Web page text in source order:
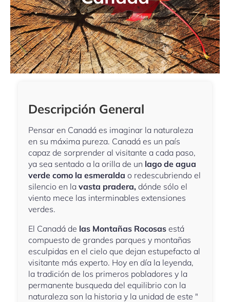
Descripción General
Pensar en Canadá es imaginar la naturaleza
en su máxima pureza. Canadá es un país
capaz de sorprender al visitante a cada paso,
ya sea sentado a la orilla de un lago de agua
verde como la esmeralda o redescubriendo el
silencio en la vasta pradera, dónde sólo el
viento mece las interminables extensiones
verdes.
El Canadá de las Montañas Rocosas está
compuesto de grandes parques y montañas
esculpidas en el cielo que dejan estupefacto al
visitante más experto. Hoy en día la leyenda,
la tradición de los primeros pobladores y la
permanente busqueda del equilibrio con la
naturaleza son la historia y la unidad de este "